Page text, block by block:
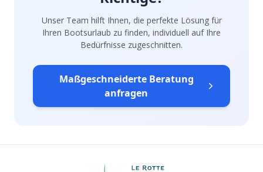
Unser Team hilft Ihnen, die perfekte Lösung für
Ihren Bootsurlaub zu finden, individuell auf Ihre
Bedürfnisse zugeschnitten.
Maßgeschneiderte Beratung
anfragen